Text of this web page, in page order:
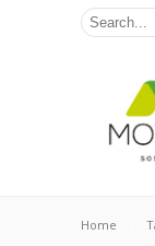
Home